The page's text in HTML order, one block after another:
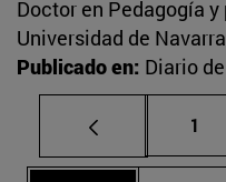
Doctor en Pedagogía
Universidad de Navarra
Publicado en: Diario
1